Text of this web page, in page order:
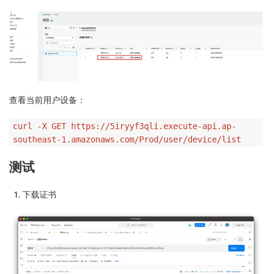
查看当前用户设备：
curl -X GET https://5iryyf3qli.execute-api.ap-
southeast-1.amazonaws.com/Prod/user/device/list
测试
下载证书